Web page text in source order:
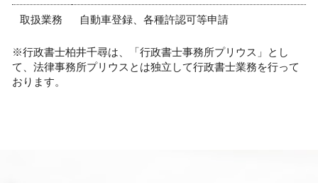
取扱業務 自動車登録、各種許認可等申請
※行政書士柏井千尋は、「行政書士事務所プリウス」とし
て、法律事務所プリウスとは独立して行政書士業務を行って
おります。